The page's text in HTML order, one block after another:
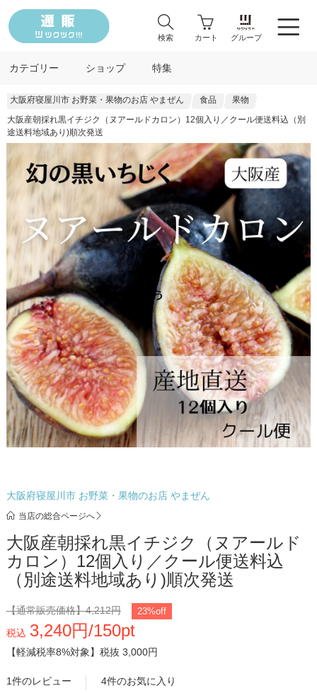
検索 カート グループ
カテゴリー ショップ 特集
大阪府寝屋川市 お野菜・果物のお店 やまぜん 食品
果物
大阪産朝採れ黒イチジク（ヌアールドカロン）12個入り／クール便送料込（別
途送料地域あり)順次発送
大阪府寝屋川市 お野菜・果物のお店 やまぜん
当店の総合ページへ
大阪産朝採れ黒イチジク（ヌアールド
カロン）12個入り／クール便送料込
（別途送料地域あり)順次発送
【通常販売価格】4,212円 23%off
税込 3,240円/150pt
【軽減税率8%対象】 税抜 3,000円
1件のレビュー 4件のお気に入り